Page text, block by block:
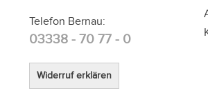
Telefon Bernau:
03338 - 70 77 - 0
Widerruf erklären